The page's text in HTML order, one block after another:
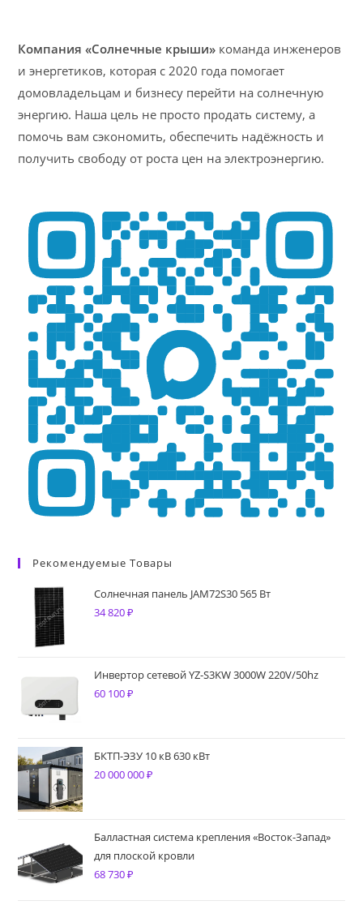
Компания «Солнечные крыши» команда инженеров
и энергетиков, которая с 2020 года помогает
домовладельцам и бизнесу перейти на солнечную
энергию. Наша цель не просто продать систему, а
помочь вам сэкономить, обеспечить надёжность и
получить свободу от роста цен на электроэнергию.
Рекомендуемые Товары
Солнечная панель JAM72S30 565 Вт
34 820₽
Инвертор сетевой YZ-S3KW 3000W 220V/50hz
60 100₽
БКТП-ЭЗУ 10 кВ 630 кВт
20 000 000₽
Балластная система крепления «Восток-Запад»
для плоской кровли
68 730₽